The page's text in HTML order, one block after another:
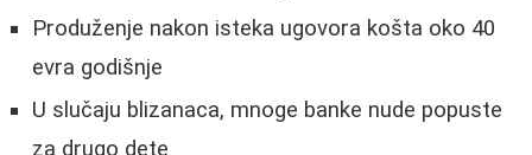
Produženje nakon isteka ugovora košta oko 40
evra godišnje
U slučaju blizanaca, mnoge banke nude popuste
za drugo dete